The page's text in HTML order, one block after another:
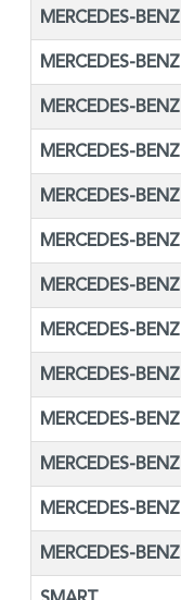
MERCEDES-BENZ
MERCEDES-BENZ
MERCEDES-BENZ
MERCEDES-BENZ
MERCEDES-BENZ
MERCEDES-BENZ
MERCEDES-BENZ
MERCEDES-BENZ
MERCEDES-BENZ
MERCEDES-BENZ
MERCEDES-BENZ
MERCEDES-BENZ
MERCEDES-BENZ